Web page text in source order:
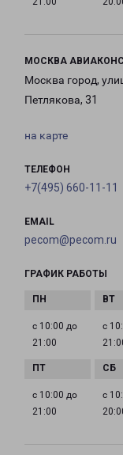
МОСКВА
Москва город,
Петлякова, 31
на карте
ТЕЛЕФОН
+7(495) 660-11-11
EMAIL
pecom@pecom.ru
ГРАФИК РАБОТЫ
с 10:00 до
21:00
с
с 10:00 до
21:00
с